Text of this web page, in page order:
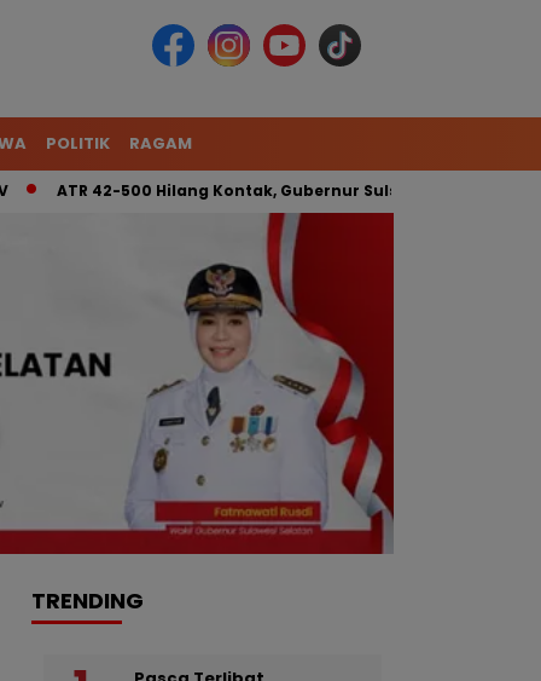
POLITIK RAGAM
42-500 Hilang Kontak, Gubernur Sulsel: Kita Kerahkan Tim
TRENDING